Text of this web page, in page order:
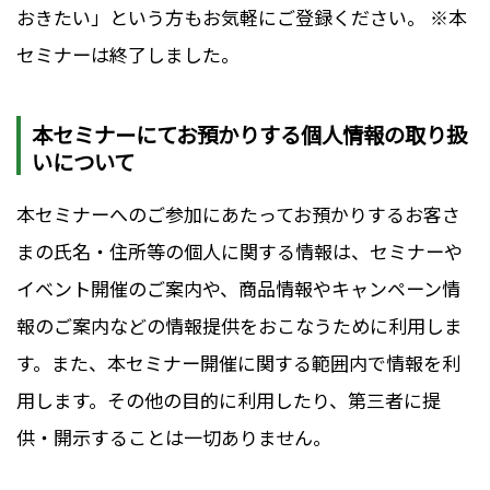
おきたい」という方もお気軽にご登録ください。 ※本
セミナーは終了しました。
本セミナーにてお預かりする個人情報の取り扱
いについて
本セミナーへのご参加にあたってお預かりするお客さ
まの氏名・住所等の個人に関する情報は、セミナーや
イベント開催のご案内や、商品情報やキャンペーン情
報のご案内などの情報提供をおこなうために利用しま
す。また、本セミナー開催に関する範囲内で情報を利
用します。その他の目的に利用したり、第三者に提
供・開示することは一切ありません。